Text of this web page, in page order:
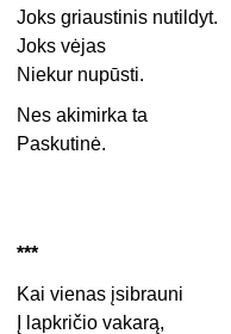
Joks griaustinis nutildyt.
Joks vėjas
Niekur nupūsti.
Nes akimirka ta
Paskutinė.
***
Kai vienas įsibrauni
Į lapkričio vakarą,